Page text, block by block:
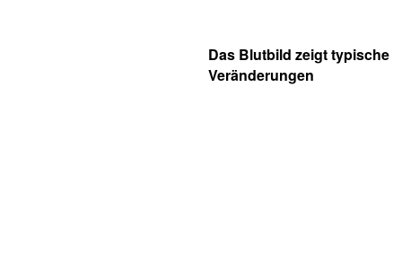
Das Blutbild zeigt typische
Veränderungen